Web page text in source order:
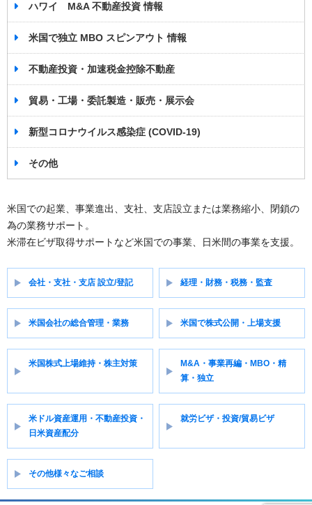
ハワイ M&A 不動産投資 情報
米国で独立 MBO スピンアウト 情報
不動産投資・加速税金控除不動産
貿易・工場・委託製造・販売・展示会
新型コロナウイルス感染症 (COVID-19)
その他
米国での起業、事業進出、支社、支店設立または業務縮小、閉鎖の
為の業務サポート。
米滞在ビザ取得サポートなど米国での事業、日米間の事業を支援。
会社・支社・支店 設立/登記 経理・財務・税務・監査
米国会社の総合管理・業務 米国で株式公開・上場支援
米国株式上場維持・株主対策
M&A・事業再編・MBO・精
算・独立
米ドル資産運用・不動産投資・
日米資産配分
就労ビザ・投資/貿易ビザ
その他様々なご相談